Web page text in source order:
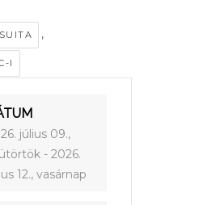
,
I
július 09.,
- 2026.
12., vasárnap